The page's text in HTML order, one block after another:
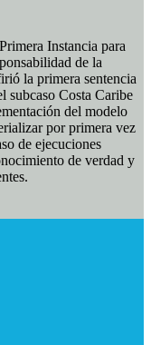
Instancia para
de la
la primera sentencia
subcaso Costa Caribe
del modelo
por primera vez
de ejecuciones
de verdad y